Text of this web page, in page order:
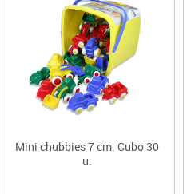
Mini chubbies 7 cm. Cubo 30
u.